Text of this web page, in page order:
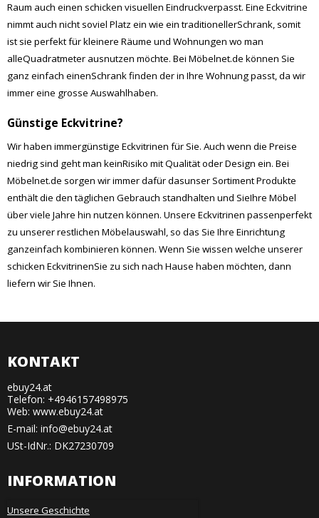
Raum auch einen schicken visuellen Eindruckverpasst. Eine Eckvitrine
nimmt auch nicht soviel Platz ein wie ein traditionellerSchrank, somit
ist sie perfekt für kleinere Räume und Wohnungen wo man
alleQuadratmeter ausnutzen möchte. Bei Möbelnet.de können Sie
ganz einfach einenSchrank finden der in Ihre Wohnung passt, da wir
immer eine grosse Auswahlhaben.
Günstige Eckvitrine?
Wir haben immergünstige Eckvitrinen für Sie. Auch wenn die Preise
niedrig sind geht man keinRisiko mit Qualität oder Design ein. Bei
Möbelnet.de sorgen wir immer dafür dasunser Sortiment Produkte
enthält die den täglichen Gebrauch standhalten und SieIhre Möbel
über viele Jahre hin nutzen können. Unsere Eckvitrinen passenperfekt
zu unserer restlichen Möbelauswahl, so das Sie Ihre Einrichtung
ganzeinfach kombinieren können. Wenn Sie wissen welche unserer
schicken EckvitrinenSie zu sich nach Hause haben möchten, dann
liefern wir Sie Ihnen.
KONTAKT
ebuy24.at
Telefon: +4946157498975
Web: www.ebuy24.at
E-mail: info@ebuy24.at
USt-IdNr.: DK27230709
INFORMATION
Unsere Geschichte